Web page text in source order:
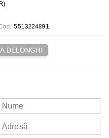
5513224891
DELONGHI